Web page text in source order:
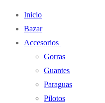
Inicio
Bazar
Accesorios
Gorras
Guantes
Paraguas
Pilotos